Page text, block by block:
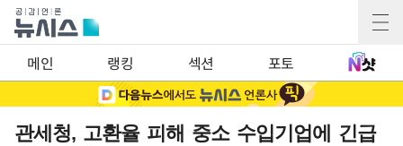
메인 랭킹 섹션 포토
관세청, 고환율 피해 중소 수입기업에 긴급